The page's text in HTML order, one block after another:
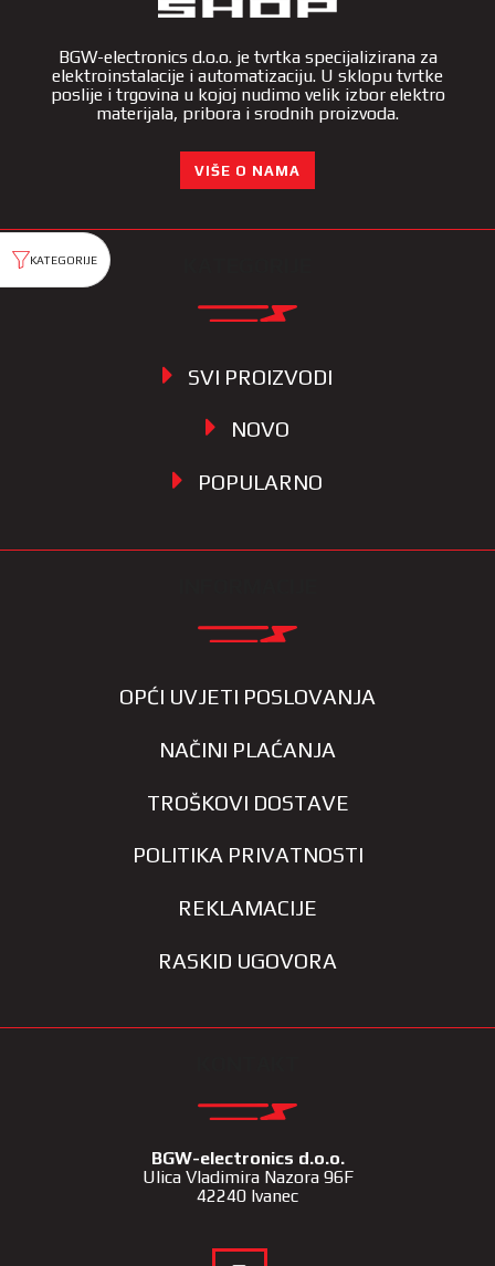
BGW-electronics d.o.o. je tvrtka specijalizirana za
elektroinstalacije i automatizaciju. U sklopu tvrtke
poslije i trgovina u kojoj nudimo velik izbor elektro
materijala, pribora i srodnih proizvoda.
VIŠE O NAMA
SVI PROIZVODI
NOVO
POPULARNO
OPĆI UVJETI POSLOVANJA
NAČINI PLAĆANJA
TROŠKOVI DOSTAVE
POLITIKA PRIVATNOSTI
REKLAMACIJE
RASKID UGOVORA
BGW-electronics d.o.o.
Ulica Vladimira Nazora 96F
42240 Ivanec